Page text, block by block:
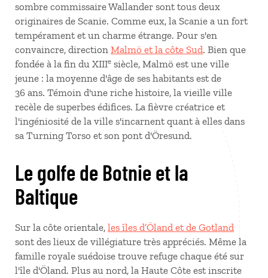
sombre commissaire Wallander sont tous deux
originaires de Scanie. Comme eux, la Scanie a un fort
tempérament et un charme étrange. Pour s'en
convaincre, direction Malmö et la côte Sud. Bien que
fondée à la fin du XIIIe siècle, Malmö est une ville
jeune : la moyenne d'âge de ses habitants est de
36 ans. Témoin d'une riche histoire, la vieille ville
recèle de superbes édifices. La fièvre créatrice et
l'ingéniosité de la ville s'incarnent quant à elles dans
sa Turning Torso et son pont d'Öresund.
Le golfe de Botnie et la
Baltique
Sur la côte orientale, les îles d’Öland et de Gotland
sont des lieux de villégiature très appréciés. Même la
famille royale suédoise trouve refuge chaque été sur
l'île d'Öland. Plus au nord, la Haute Côte est inscrite